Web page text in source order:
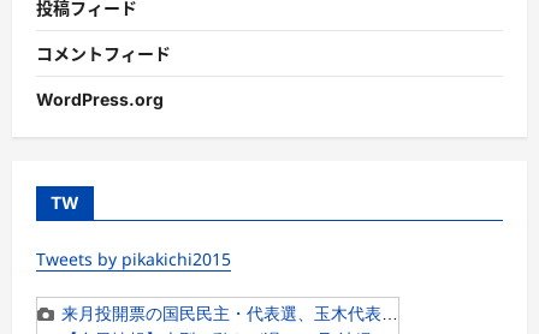
投稿フィード
コメントフィード
WordPress.org
TW
Tweets by pikakichi2015